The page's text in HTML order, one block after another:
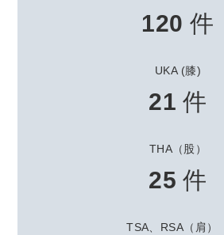
120 件
UKA (膝)
21 件
THA（股）
25 件
TSA、RSA（肩）